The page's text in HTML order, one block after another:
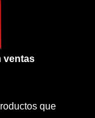
ventas
que